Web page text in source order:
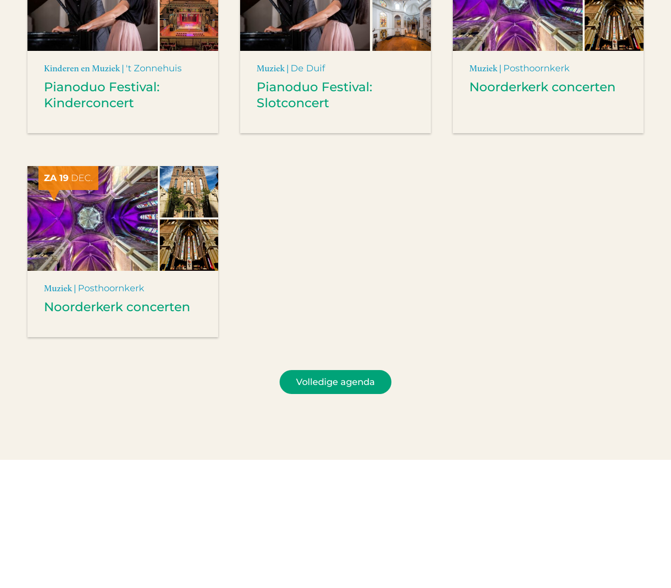
Kinderen en Muziek | 't Zonnehuis
Pianoduo Festival:
Kinderconcert
Muziek | De Duif
Pianoduo Festival:
Slotconcert
Muziek | Posthoornkerk
Noorderkerk concerten
ZA 19 DEC.
Muziek | Posthoornkerk
Noorderkerk concerten
Volledige agenda